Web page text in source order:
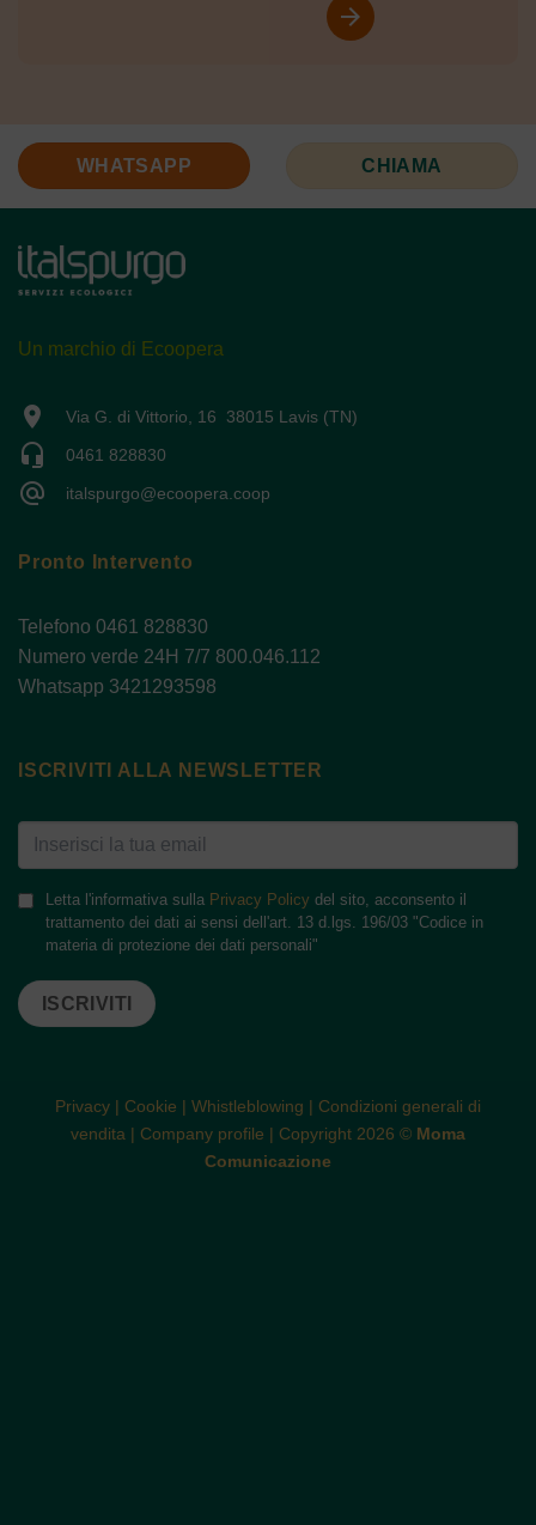
arrow_forward
WHATSAPP CHIAMA
Un marchio di Ecoopera
location_on Via G. di Vittorio, 16 38015 Lavis (TN)
headset_mic 0461 828830
alternate_email italspurgo@ecoopera.coop
Pronto Intervento
Telefono 0461 828830
Numero verde 24H 7/7 800.046.112
Whatsapp 3421293598
ISCRIVITI ALLA NEWSLETTER
Letta l'informativa sulla Privacy Policy del sito, acconsento il
trattamento dei dati ai sensi dell'art. 13 d.lgs. 196/03 "Codice in
materia di protezione dei dati personali"
ISCRIVITI
Privacy | Cookie | Whistleblowing | Condizioni generali di
vendita | Company profile | Copyright 2026 © Moma
Comunicazione